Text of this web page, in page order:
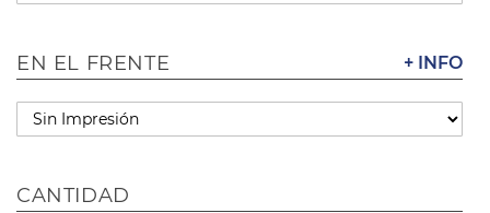
+ INFO
EN EL FRENTE
CANTIDAD